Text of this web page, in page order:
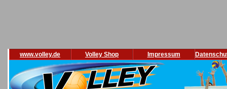
www.volley.de Volley Shop Impressum